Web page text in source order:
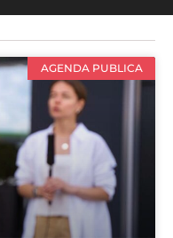
AGENDA PUBLICA